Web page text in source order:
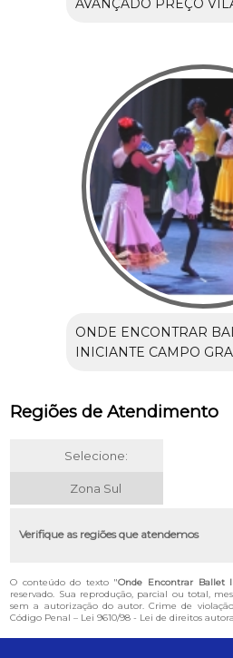
AVANÇADO PREÇO
ONDE ENCONTRAR
INICIANTE CAMPO
Regiões de Atendimento
Selecione:
Zona Sul
Verifique as regiões que atendemos
O conteúdo do texto "Onde Encontrar Ballet
reservado. Sua reprodução, parcial ou total,
sem a autorização do autor. Crime de
Código Penal – Lei 9610/98 - Lei de direitos